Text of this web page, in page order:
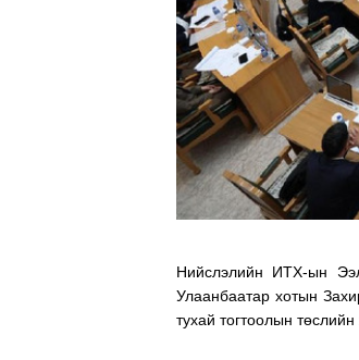
Нийслэлийн ИТХ-ын
Улаанбаатар хотын
тухай тогтоолын